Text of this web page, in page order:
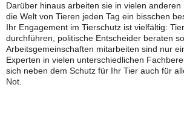
Darüber hinaus arbeiten sie in vielen anderen
die Welt von Tieren jeden Tag ein bisschen
Ihr Engagement im Tierschutz ist vielfältig:
durchführen, politische Entscheider beraten
Arbeitsgemeinschaften mitarbeiten sind nur
Experten in vielen unterschiedlichen
sich neben dem Schutz für Ihr Tier auch für
Not.